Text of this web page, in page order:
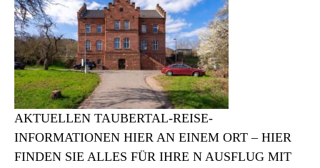
AKTUELLEN TAUBERTAL-REISE-
INFORMATIONEN HIER AN EINEM ORT – HIER
FINDEN SIE ALLES FÜR IHRE N AUSFLUG MIT